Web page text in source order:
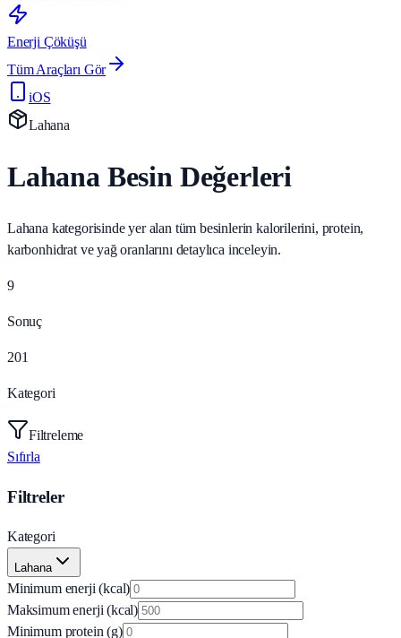
Enerji Çöküşü
Tüm Araçları Gör
iOS
Lahana
Lahana Besin Değerleri
Lahana kategorisinde yer alan tüm besinlerin kalorilerini, protein,
karbonhidrat ve yağ oranlarını detaylıca inceleyin.
9
Sonuç
201
Kategori
Filtreleme
Sıfırla
Filtreler
Kategori
Lahana
Minimum enerji (kcal)
Maksimum enerji (kcal)
Minimum protein (g)